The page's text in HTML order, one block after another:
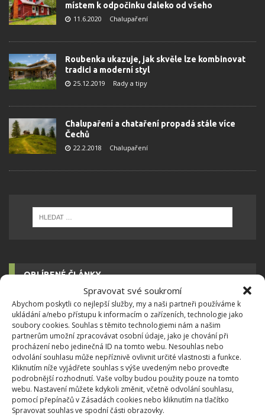
Spravovat své soukromí
Abychom poskytli co nejlepší služby, my a naši partneři používáme k
ukládání a/nebo přístupu k informacím o zařízeních, technologie jako
soubory cookies. Souhlas s těmito technologiemi nám a našim
partnerům umožní zpracovávat osobní údaje, jako je chování při
procházení nebo jedinečná ID na tomto webu. Nesouhlas nebo
odvolání souhlasu může nepříznivě ovlivnit určité vlastnosti a funkce.
Kliknutím níže vyjádřete souhlas s výše uvedeným nebo proveďte
podrobnější rozhodnutí. Vaše volby budou použity pouze na tomto
webu. Nastavení můžete kdykoli změnit, včetně odvolání souhlasu,
pomocí přepínačů v Zásadách cookies nebo kliknutím na tlačítko
Spravovat souhlas ve spodní části obrazovky.
místem k odpočinku daleko od všeho
11.6.2020 Chalupaření
Roubenka ukazuje, jak skvěle lze kombinovat
tradici a moderní styl
25.12.2019 Rady a tipy
Chalupaření a chataření propadá stále více
Čechů
22.2.2018 Chalupaření
OBLÍBENÉ ČLÁNKY
Pokuta až 10 000 Kč hrozí za nesprávné sekání i
nesekání trávy. Záleží i na prostředku a lokaci
1.6.2026
Kvíz na téma pionýrské tábory za socialismu:
Kdo je zažil, bez problému získá 12 ze 12 bodů
12.5.2026